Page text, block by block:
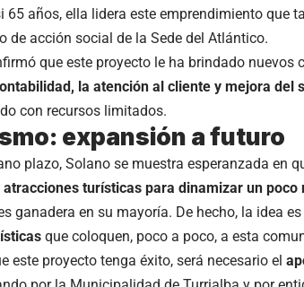
65 años, ella lidera este emprendimiento que
de acción social de la Sede del Atlántico.
que este proyecto le ha brindado
la atención al cliente y mejora del
con recursos limitados.
expansión a futuro
plazo, Solano se muestra esperanzada en
atracciones turísticas para dinamizar un poco
ganadera en su mayoría. De hecho, la idea es
que coloquen, poco a poco, a esta
este proyecto tenga éxito, será necesario el